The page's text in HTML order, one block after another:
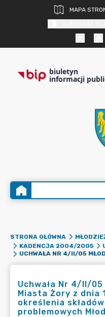
MAPA
biuletyn
informacji
STRONA GŁÓWNA
KADENCJA 2004/2005
Uchwała Nr 4/II/05
Miasta Żory z dnia
określenia
problemowych